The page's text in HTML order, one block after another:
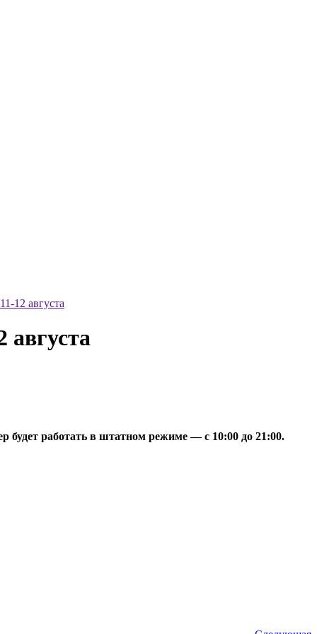
12 августа
августа
будет работать в штатном режиме — с 10:00 до 21:00.